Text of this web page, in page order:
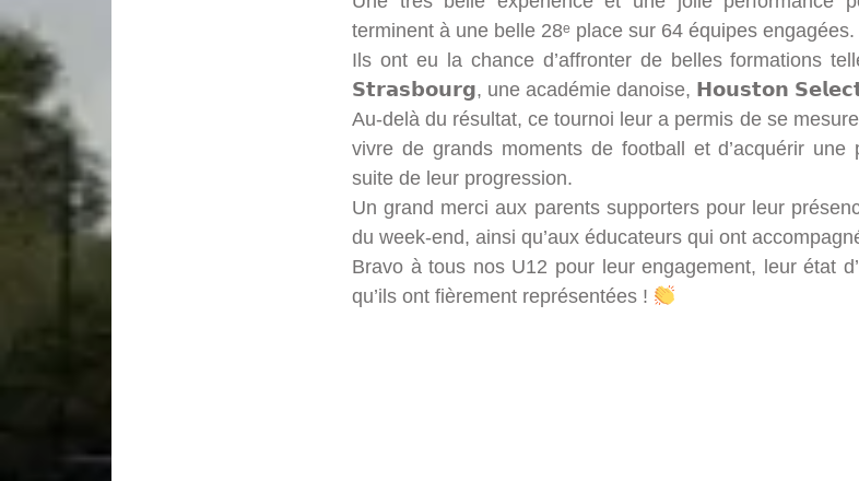
terminent à une belle 28ᵉ place sur 64 équipes engagées.
Ils ont eu la chance d’affronter de belles formations
𝗦𝘁𝗿𝗮𝘀𝗯𝗼𝘂𝗿𝗴, une académie danoise, 𝗛𝗼𝘂𝘀𝘁𝗼𝗻 𝗦𝗲𝗹𝗲𝗰𝘁
Au-delà du résultat, ce tournoi leur a permis de se
vivre de grands moments de football et d’acquérir une
suite de leur progression.
Un grand merci aux parents supporters pour leur
du week-end, ainsi qu’aux éducateurs qui ont
Bravo à tous nos U12 pour leur engagement, leur état
qu’ils ont fièrement représentées !